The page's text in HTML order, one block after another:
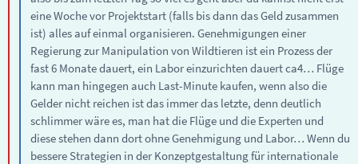
eine Woche vor Projektstart (falls bis dann das Geld zusammen
ist) alles auf einmal organisieren. Genehmigungen einer
Regierung zur Manipulation von Wildtieren ist ein Prozess der
fast 6 Monate dauert, ein Labor einzurichten dauert ca4… Flüge
kann man hingegen auch Last-Minute kaufen, wenn also die
Gelder nicht reichen ist das immer das letzte, denn deutlich
schlimmer wäre es, man hat die Flüge und die Experten und
diese stehen dann dort ohne Genehmigung und Labor… Wenn du
bessere Strategien in der Konzeptgestaltung für internationale